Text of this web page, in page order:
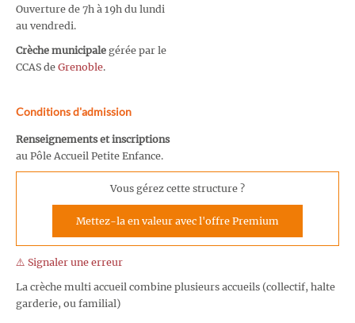
Ouverture de 7h à 19h du lundi
au vendredi.
Crèche municipale gérée par le
CCAS de Grenoble.
Conditions d'admission
Renseignements et inscriptions
au Pôle Accueil Petite Enfance.
Vous gérez cette structure ?
Mettez-la en valeur avec l'offre Premium
⚠️ Signaler une erreur
La crèche multi accueil combine plusieurs accueils (collectif, halte
garderie, ou familial)